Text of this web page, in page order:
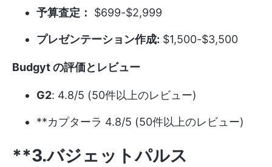
予算査定： $699-$2,999
プレゼンテーション作成: $1,500-$3,500
Budgyt の評価とレビュー
G2: 4.8/5 (50件以上のレビュー)
**カプターラ 4.8/5 (50件以上のレビュー)
**3.バジェットパルス